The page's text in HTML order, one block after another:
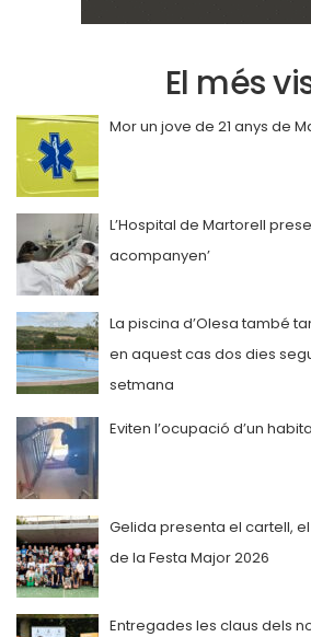
El més
Mor un jove de 21 anys de
L’Hospital de Martorell
acompanyen’
La piscina d’Olesa també
en aquest cas dos dies
setmana
Eviten l’ocupació d’un
Gelida presenta el cartell,
de la Festa Major 2026
Entregades les claus dels